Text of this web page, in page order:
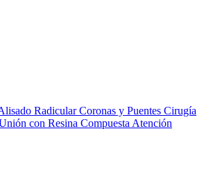
RadicularCoronas y Puentes Cirugía
con Resina Compuesta Atención